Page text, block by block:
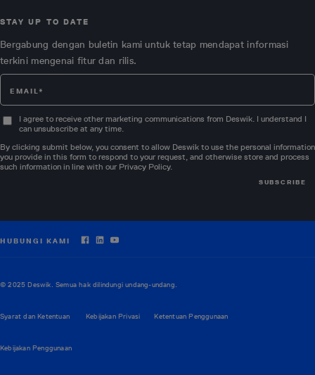
STAY UP TO DATE
Bergabung dengan buletin kami untuk tetap mendapat informasi
terkini mengenai fitur dan rilis.
I agree to receive other marketing communications from Deswik. I understand I
can unsubscribe at any time.
By clicking submit below, you consent to allow Deswik to use the personal information
you provide in this form to respond to your request, and otherwise store and process
such information in line with our Privacy Policy.
© 2025 Deswik. Semua hak dilindungi undang-undang.
Syarat dan Ketentuan Kebijakan Privasi Ketentuan Penggunaan
Kebijakan Penggunaan
HUBUNGI KAMI